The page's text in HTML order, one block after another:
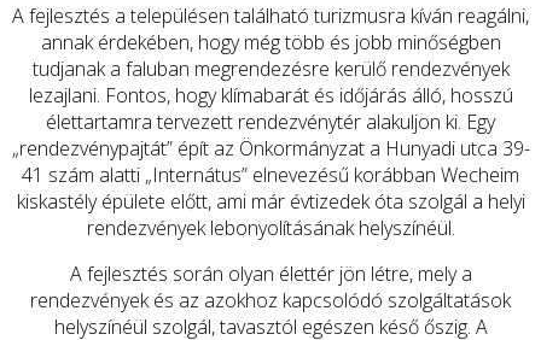
A fejlesztés a településen található turizmusra kíván reagálni,
annak érdekében, hogy még több és jobb minőségben
tudjanak a faluban megrendezésre kerülő rendezvények
lezajlani. Fontos, hogy klímabarát és időjárás álló, hosszú
élettartamra tervezett rendezvénytér alakuljon ki. Egy
„rendezvénypajtát” épít az Önkormányzat a Hunyadi utca 39-
41 szám alatti „Internátus” elnevezésű korábban Wecheim
kiskastély épülete előtt, ami már évtizedek óta szolgál a helyi
rendezvények lebonyolításának helyszínéül.
A fejlesztés során olyan élettér jön létre, mely a
rendezvények és az azokhoz kapcsolódó szolgáltatások
helyszínéül szolgál, tavasztól egészen késő őszig. A